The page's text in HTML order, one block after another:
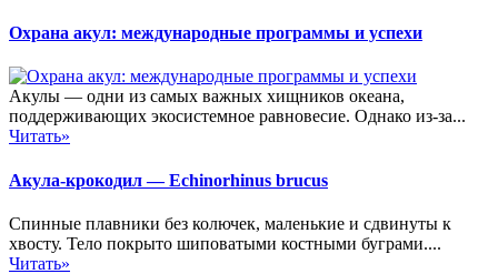
Охрана акул: международные программы и успехи
Акулы — одни из самых важных хищников океана,
поддерживающих экосистемное равновесие. Однако из-за...
Читать»
Акула-крокодил — Echinorhinus brucus
Спинные плавники без колючек, маленькие и сдвинуты к
хвосту. Тело покрыто шиповатыми костными буграми....
Читать»